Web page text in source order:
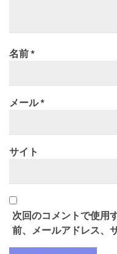
名前*
メール*
サイト
次回のコメントで使用
前、メールアドレス、